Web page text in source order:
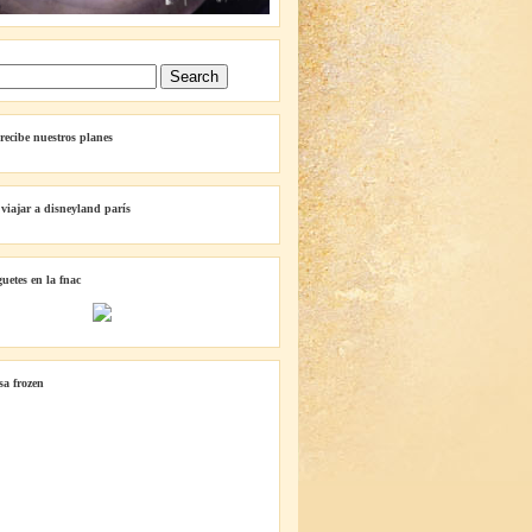
nuestros planes
viajar a disneyland parís
en la fnac
frozen